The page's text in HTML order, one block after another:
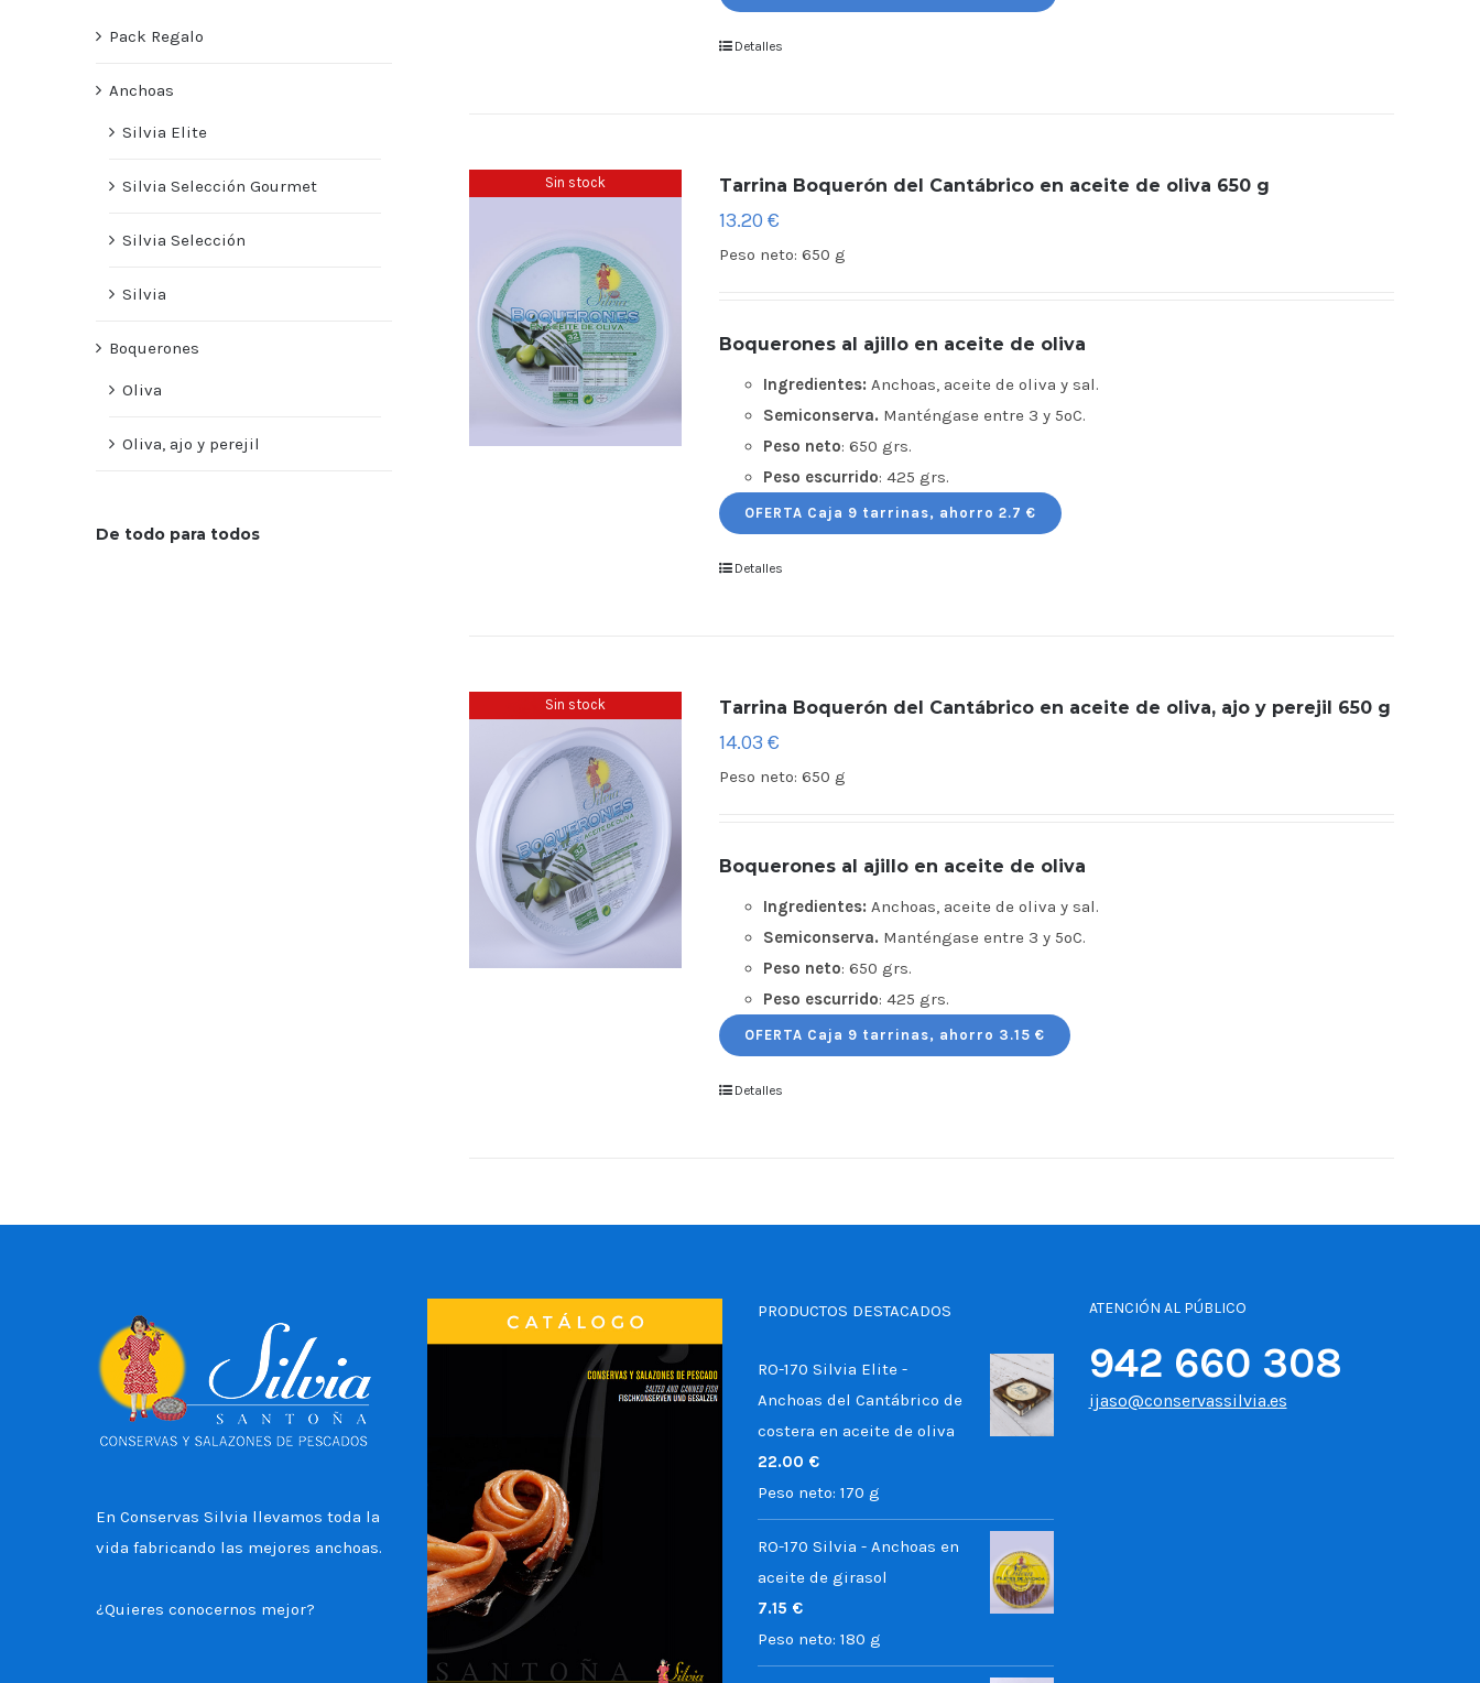
Detalles
Sin stock Tarrina Boquerón del Cantábrico en aceite de oliva 650 g
13.20 €
Peso neto: 650 g
Boquerones al ajillo en aceite de oliva
Ingredientes: Anchoas, aceite de oliva y sal.
Semiconserva. Manténgase entre 3 y 5ºC.
Peso neto: 650 grs.
Peso escurrido: 425 grs.
OFERTA Caja 9 tarrinas, ahorro 2.7 €
Detalles
Sin stock Tarrina Boquerón del Cantábrico en aceite de oliva, ajo y perejil 650 g
14.03 €
Peso neto: 650 g
Boquerones al ajillo en aceite de oliva
Ingredientes: Anchoas, aceite de oliva y sal.
Semiconserva. Manténgase entre 3 y 5ºC.
Peso neto: 650 grs.
Peso escurrido: 425 grs.
OFERTA Caja 9 tarrinas, ahorro 3.15 €
Detalles
Pack Regalo
Anchoas
Silvia Elite
Silvia Selección Gourmet
Silvia Selección
Silvia
Boquerones
Oliva
Oliva, ajo y perejil
De todo para todos
En Conservas Silvia llevamos toda la
vida fabricando las mejores anchoas.
¿Quieres conocernos mejor?
PRODUCTOS DESTACADOS
RO-170 Silvia Elite -
Anchoas del Cantábrico de
costera en aceite de oliva
22.00 €
Peso neto: 170 g
RO-170 Silvia - Anchoas en
aceite de girasol
7.15 €
Peso neto: 180 g
ATENCIÓN AL PÚBLICO
942 660 308
ijaso@conservassilvia.es